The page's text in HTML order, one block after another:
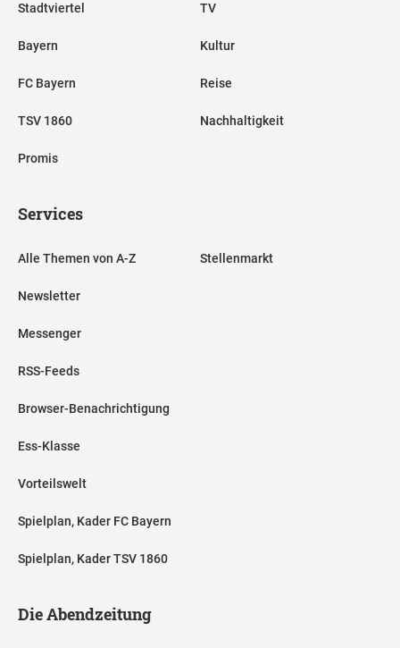
Stadtviertel
Bayern
FC Bayern
TSV 1860
Promis
TV
Kultur
Reise
Nachhaltigkeit
Services
Alle Themen von A-Z
Newsletter
Messenger
RSS-Feeds
Browser-Benachrichtigung
Ess-Klasse
Vorteilswelt
Spielplan, Kader FC Bayern
Spielplan, Kader TSV 1860
Stellenmarkt
Die Abendzeitung